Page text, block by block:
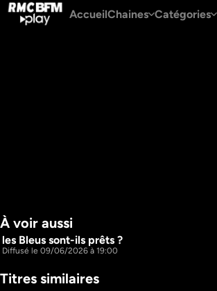
AccueilChaines Catégories
À voir aussi
les Bleus sont-ils prêts ?
Diffusé le 09/06/2026 à 19:00
Titres similaires